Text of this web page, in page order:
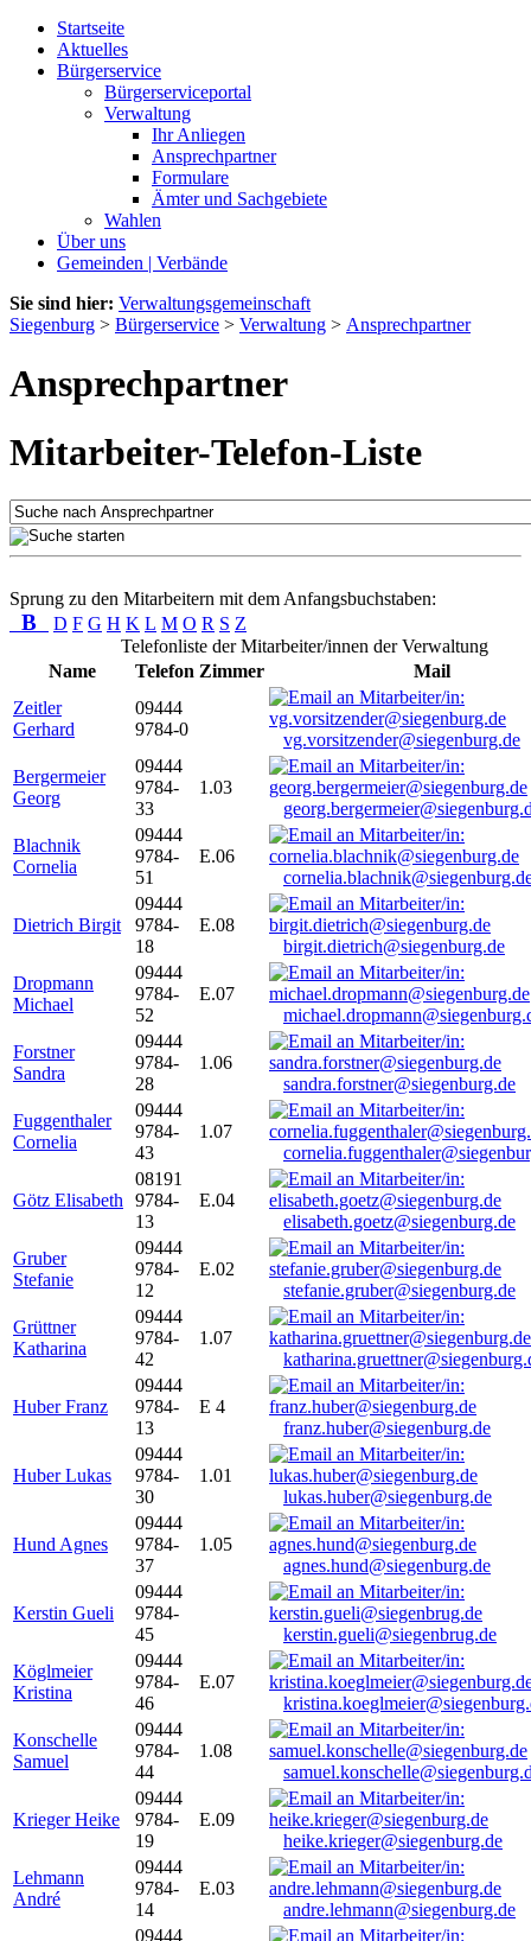
Startseite
Aktuelles
Bürgerservice
Bürgerserviceportal
Verwaltung
Ihr Anliegen
Ansprechpartner
Formulare
Ämter und Sachgebiete
Wahlen
Über uns
Gemeinden | Verbände
Sie sind hier: Verwaltungsgemeinschaft
Siegenburg > Bürgerservice > Verwaltung > Ansprechpartner
Ansprechpartner
Mitarbeiter-Telefon-Liste
Sprung zu den Mitarbeitern mit dem Anfangsbuchstaben:
B D F G H K L M O R S Z
Telefonliste der Mitarbeiter/innen der Verwaltung
Name
Telefon Zimmer
Mail
Zeitler
Gerhard
09444
9784-0
vg.vorsitzender@siegenburg.de
Bergermeier
Georg
09444
9784-
33
1.03
Blachnik
Cornelia
09444
9784-
51
E.06
Dietrich Birgit
09444
9784-
18
E.08
birgit.dietrich@siegenburg.de
Dropmann
Michael
09444
9784-
52
E.07
Forstner
Sandra
09444
9784-
28
1.06
sandra.forstner@siegenburg.de
Fuggenthaler
Cornelia
09444
9784-
43
1.07
Götz Elisabeth
08191
9784-
13
E.04
elisabeth.goetz@siegenburg.de
Gruber
Stefanie
09444
9784-
12
E.02
stefanie.gruber@siegenburg.de
Grüttner
Katharina
09444
9784-
42
1.07
Huber Franz
09444
9784-
13
E 4
franz.huber@siegenburg.de
Huber Lukas
09444
9784-
30
1.01
lukas.huber@siegenburg.de
Hund Agnes
09444
9784-
37
1.05
agnes.hund@siegenburg.de
Kerstin Gueli
09444
9784-
45
kerstin.gueli@siegenbrug.de
Köglmeier
Kristina
09444
9784-
46
E.07
Konschelle
Samuel
09444
9784-
44
1.08
Krieger Heike
09444
9784-
19
E.09
heike.krieger@siegenburg.de
Lehmann
André
09444
9784-
14
E.03
andre.lehmann@siegenburg.de
09444